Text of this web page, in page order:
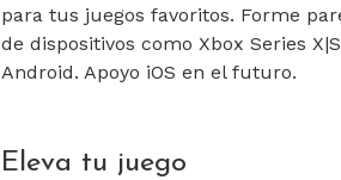
para tus juegos favoritos. Forme
de dispositivos como Xbox Series
Android. Apoyo iOS en el futuro.
Eleva tu juego